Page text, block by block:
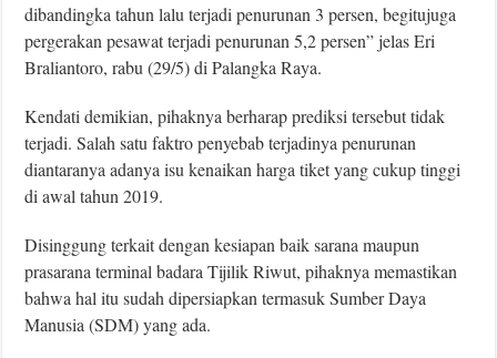
dibandingka tahun lalu terjadi penurunan 3 persen, begitujuga
pergerakan pesawat terjadi penurunan 5,2 persen” jelas Eri
Braliantoro, rabu (29/5) di Palangka Raya.
Kendati demikian, pihaknya berharap prediksi tersebut tidak
terjadi. Salah satu faktro penyebab terjadinya penurunan
diantaranya adanya isu kenaikan harga tiket yang cukup tinggi
di awal tahun 2019.
Disinggung terkait dengan kesiapan baik sarana maupun
prasarana terminal badara Tijilik Riwut, pihaknya memastikan
bahwa hal itu sudah dipersiapkan termasuk Sumber Daya
Manusia (SDM) yang ada.